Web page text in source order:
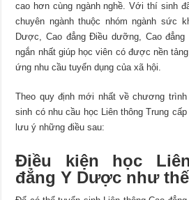
cao hơn cùng ngành nghề. Với thí sinh
chuyên ngành thuộc nhóm ngành sức
Dược, Cao đẳng Điều dưỡng, Cao
ngắn nhất giúp học viên có được nền
ứng nhu cầu tuyển dụng của xã hội.
Theo quy định mới nhất về chương
sinh có nhu cầu học Liên thông Trung
lưu ý những điều sau:
Điều kiện học
đẳng Y Dược như